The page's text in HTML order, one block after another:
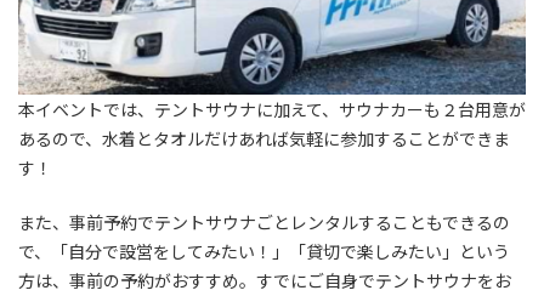
本イベントでは、テントサウナに加えて、サウナカーも２台用意が
あるので、水着とタオルだけあれば気軽に参加することができま
す！
また、事前予約でテントサウナごとレンタルすることもできるの
で、「自分で設営をしてみたい！」「貸切で楽しみたい」という
方は、事前の予約がおすすめ。すでにご自身でテントサウナをお